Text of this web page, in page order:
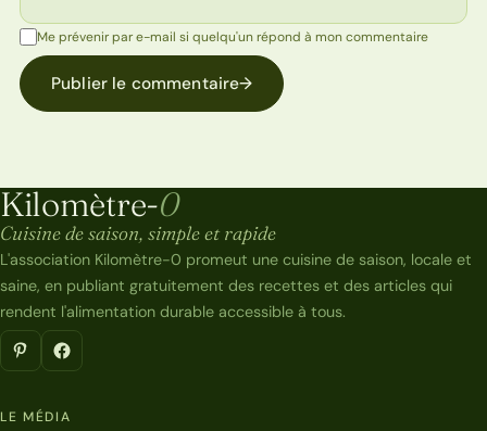
Me prévenir par e-mail si quelqu'un répond à mon commentaire
Publier le commentaire→
Kilomètre-0
Kilomètre-0
Cuisine de saison, simple et rapide
L'association Kilomètre-0 promeut une cuisine de saison, locale et
saine, en publiant gratuitement des recettes et des articles qui
rendent l'alimentation durable accessible à tous.
LE MÉDIA